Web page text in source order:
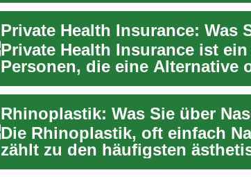
Private Health Insurance: Was
Private Health Insurance ist
Personen, die eine Alternative
gesetzli...
Die Rhinoplastik, oft einfach
zählt zu den häufigsten
Diese...